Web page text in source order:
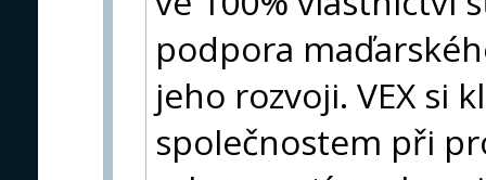
podpora
jeho rozvoji. VEX si
společnostem při